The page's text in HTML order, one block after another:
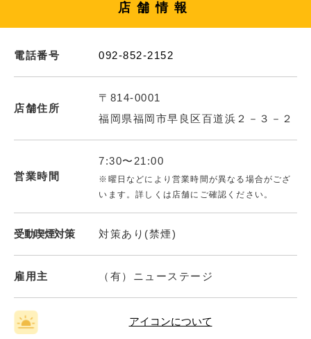
店舗情報
電話番号 092-852-2152
店舗住所
〒814-0001
福岡県福岡市早良区百道浜２－３－２
営業時間
7:30〜21:00
※曜日などにより営業時間が異なる場合がござ
います。詳しくは店舗にご確認ください。
受動喫煙対策 対策あり(禁煙)
雇用主 （有）ニューステージ
アイコンについて